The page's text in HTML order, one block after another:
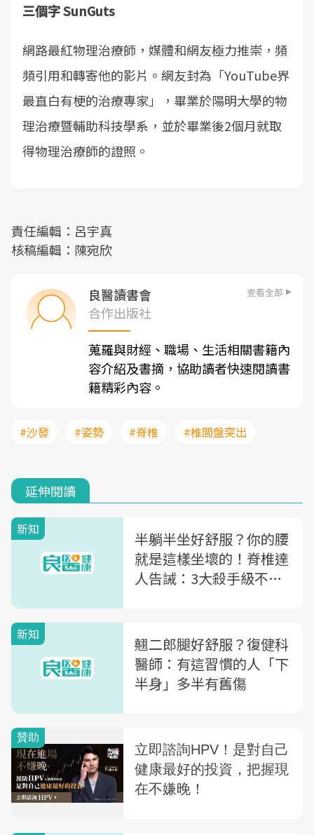
三個字 SunGuts
網路最紅物理治療師，媒體和網友極力推崇，頻
頻引用和轉寄他的影片。網友封為「YouTube界
最直白有梗的治療專家」，畢業於陽明大學的物
理治療暨輔助科技學系，並於畢業後2個月就取
得物理治療師的證照。
責任編輯：呂宇真
核稿編輯：陳宛欣
良醫讀書會 查看全部
合作出版社
蒐羅與財經、職場、生活相關書籍內
容介紹及書摘，協助讀者快速閱讀書
籍精彩內容。
#沙發 #姿勢 #脊椎 #椎間盤突出
延伸閱讀
新知
半躺半坐好舒服？你的腰
就是這樣坐壞的！脊椎達
人告誡：3大殺手級不良
新知
翹二郎腿好舒服？復健科
醫師：有這習慣的人「下
半身」多半有舊傷